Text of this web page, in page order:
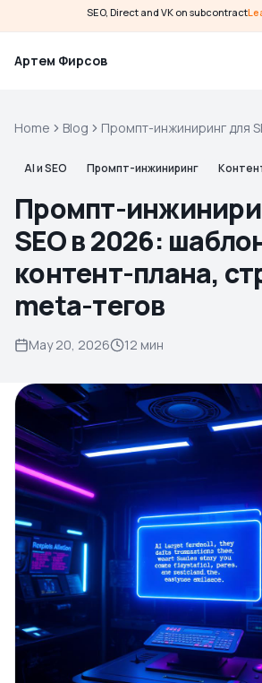
SEO, Direct and VK on subcontract
Артем Фирсов
Home Blog
Промпт-инжиниринг для
контент-плана, структур и
AI и SEO Промпт-инжиниринг
Промпт-
SEO в 2026:
контент-плана,
meta-тегов
May 20, 2026 12 мин